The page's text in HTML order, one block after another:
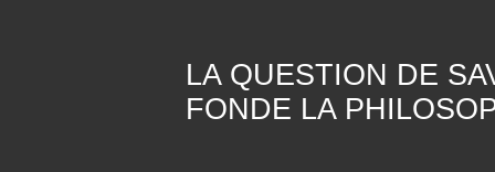
LA QUESTION DE
FONDE LA